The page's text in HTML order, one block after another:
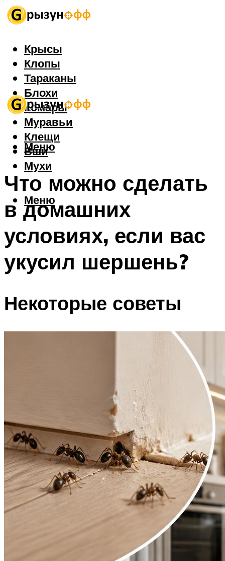
Крысы
Клопы
Тараканы
Блохи
Комары
Муравьи
Клещи
Вши
Мухи
Меню
Меню
Что можно сделать
в домашних
условиях, если вас
укусил шершень?
Некоторые советы